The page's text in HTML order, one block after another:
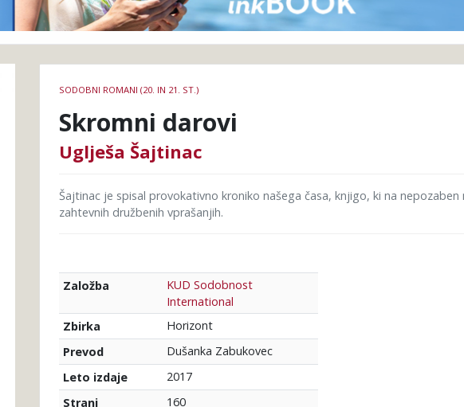
knjige
SODOBNI ROMANI (20. IN 21. ST.)
Skromni darovi
Uglješa Šajtinac
Šajtinac je spisal provokativno kroniko našega časa, knjigo, ki na
zahtevnih družbenih vprašanjih.
Založba
KUD Sodobnost
International
Zbirka
Horizont
Prevod
Dušanka Zabukovec
Leto izdaje
2017
Strani
160